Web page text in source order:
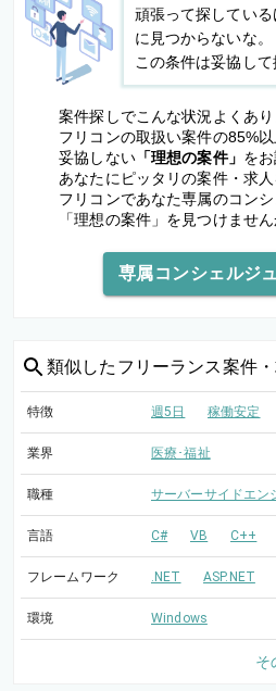
頑張って探してい
に見つからないな。
この条件は妥協して
案件探しでこんな状況よくあり
フリコンの取扱い案件の85%以
妥協しない「理想の案件」 を
あなたにピッタリの案件・求人
フリコンであなた専属のコン
「理想の案件」を見つけません
専属コンシェルジ
類似した フリーランス案件
特徴 週5日 稼働安定
業界 医療･福祉
職種 サーバーサイドエン
言語 C# VB C++
フレームワーク .NET ASP.NET
環境 Windows
そ